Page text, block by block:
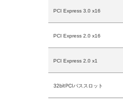
PCI Express 3.0 x16
PCI Express 2.0 x16
PCI Express 2.0 x1
32bitPCIバススロット